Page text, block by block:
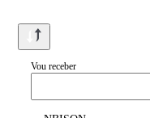
Vou receber